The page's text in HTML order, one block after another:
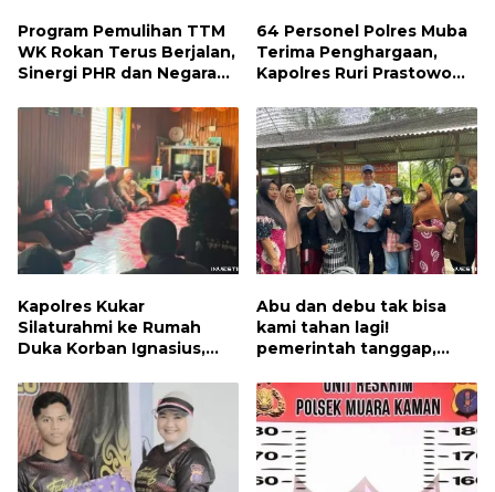
Program Pemulihan TTM
WK Rokan Terus Berjalan,
Sinergi PHR dan Negara
Lingkungan dan Manfaat
Ekonomi Daerah
64 Personel Polres Muba
Terima Penghargaan,
Kapolres Ruri Prastowo
Prestasi Anggota
Kapolres Kukar
Silaturahmi ke Rumah
Duka Korban Ignasius,
Penanganan Kasus
Kepada Polisi
Abu dan debu tak bisa
kami tahan lagi!
pemerintah tanggap,